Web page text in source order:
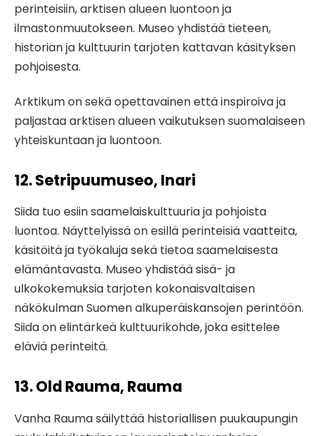
perinteisiin, arktisen alueen luontoon ja
ilmastonmuutokseen. Museo yhdistää tieteen,
historian ja kulttuurin tarjoten kattavan käsityksen
pohjoisesta.
Arktikum on sekä opettavainen että inspiroiva ja
paljastaa arktisen alueen vaikutuksen suomalaiseen
yhteiskuntaan ja luontoon.
12. Setripuumuseo, Inari
Siida tuo esiin saamelaiskulttuuria ja pohjoista
luontoa. Näyttelyissä on esillä perinteisiä vaatteita,
käsitöitä ja työkaluja sekä tietoa saamelaisesta
elämäntavasta. Museo yhdistää sisä- ja
ulkokokemuksia tarjoten kokonaisvaltaisen
näkökulman Suomen alkuperäiskansojen perintöön.
Siida on elintärkeä kulttuurikohde, joka esittelee
eläviä perinteitä.
13. Old Rauma, Rauma
Vanha Rauma säilyttää historiallisen puukaupungin